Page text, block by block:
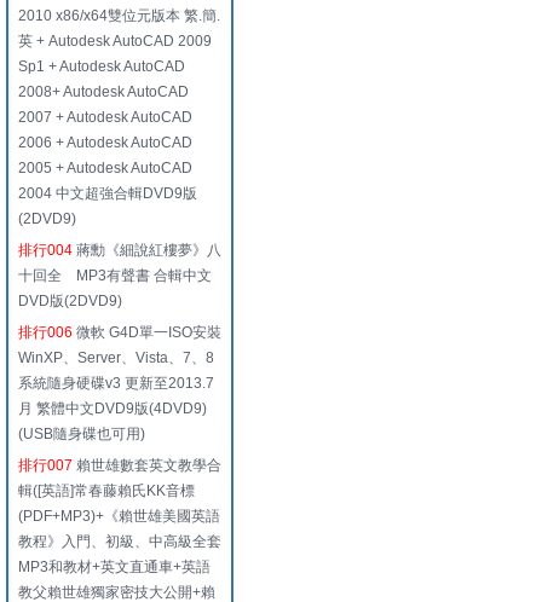
2010 x86/x64雙位元版本 繁.簡.
英 + Autodesk AutoCAD 2009
Sp1 + Autodesk AutoCAD
2008+ Autodesk AutoCAD
2007 + Autodesk AutoCAD
2006 + Autodesk AutoCAD
2005 + Autodesk AutoCAD
2004 中文超強合輯DVD9版
(2DVD9)
排行004 蔣勳《細說紅樓夢》八
十回全 MP3有聲書 合輯中文
DVD版(2DVD9)
排行006 微軟 G4D單一ISO安裝
WinXP、Server、Vista、7、8
系統隨身硬碟v3 更新至2013.7
月 繁體中文DVD9版(4DVD9)
(USB隨身碟也可用)
排行007 賴世雄數套英文教學合
輯([英語]常春藤賴氏KK音標
(PDF+MP3)+《賴世雄美國英語
教程》入門、初級、中高級全套
MP3和教材+英文直通車+英語
教父賴世雄獨家密技大公開+賴